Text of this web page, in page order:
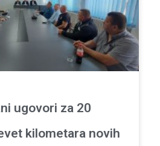
ugovori za 20
kilometara novih